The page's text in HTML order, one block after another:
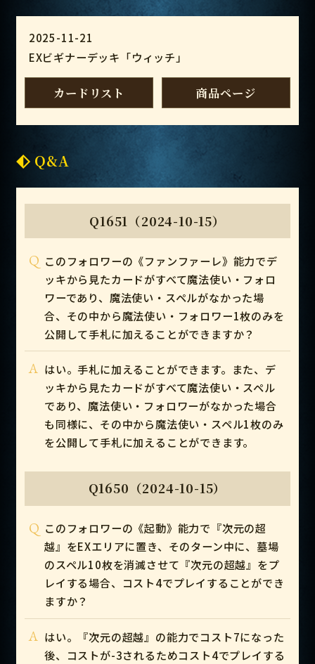
2025-11-21
EXビギナーデッキ「ウィッチ」
カードリスト 商品ページ
Q&A
Q1651（2024-10-15）
Q このフォロワーの《ファンファーレ》能力でデ
ッキから見たカードがすべて魔法使い・フォロ
ワーであり、魔法使い・スペルがなかった場
合、その中から魔法使い・フォロワー1枚のみを
公開して手札に加えることができますか？
A はい。手札に加えることができます。また、デ
ッキから見たカードがすべて魔法使い・スペル
であり、魔法使い・フォロワーがなかった場合
も同様に、その中から魔法使い・スペル1枚のみ
を公開して手札に加えることができます。
Q1650（2024-10-15）
Q このフォロワーの《起動》能力で『次元の超
越』をEXエリアに置き、そのターン中に、墓場
のスペル10枚を消滅させて『次元の超越』をプ
レイする場合、コスト4でプレイすることができ
ますか？
A はい。『次元の超越』の能力でコスト7になった
後、コストが-3されるためコスト4でプレイする